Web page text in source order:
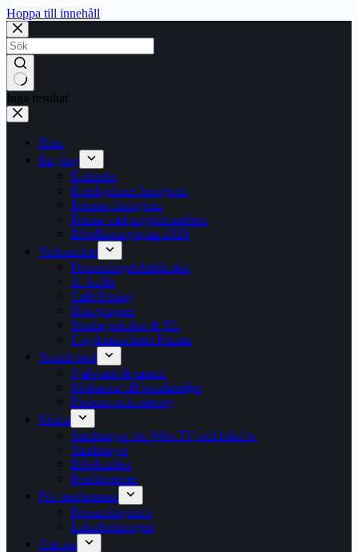
Hoppa till innehåll
Inga resultat
Hem
På gång
Kalender
Korskyrkans Instagram
Prismas Instagram
Prisma vårt ungdomsarbete
Bibelläsningsplan 2026
Verksamhet
Församlingsbibelskolan
11-kaffet
Café Fredag
Hemgrupper
Söndagsskolan & XL
Ungdomsarbetet Prisma
Socialt stöd
Själavård & samtal
Matkassar till barnfamiljer
Diakoni och omsorg
Media
Sändningar via Web-TV och lokal tv
Sändningar
Bibelstudier
Predikoserier
För medlemmar
Församlingsinfo
Lokalbokningen
Om oss